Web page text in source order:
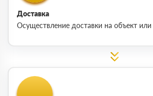
Доставка
Осуществление доставки на объект или